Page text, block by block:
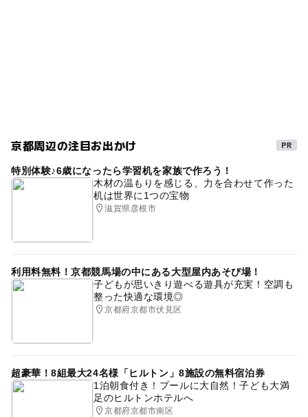
GW2016 外遊び シルバーウィーク2026
京阪本線(京都府) 交通安全の神社・寺院
京都周辺の注目お出かけ
特別体験♪6歳になったら学習机を家族で作ろう！
木材の温もりを感じる、力を合わせて作った
机は世界に1つの宝物
滋賀県彦根市
利用料無料！京都競馬場の中にある大型屋内あそび場！
子どもが思いきり遊べる遊具が充実！空調も
整った快適な環境◎
京都府京都市伏見区
超豪華！8組最大24名様「ヒルトン」8施設の無料宿泊券
1泊朝食付き！プールに大自然！子ども大満
足のヒルトンホテルへ
京都府京都市南区